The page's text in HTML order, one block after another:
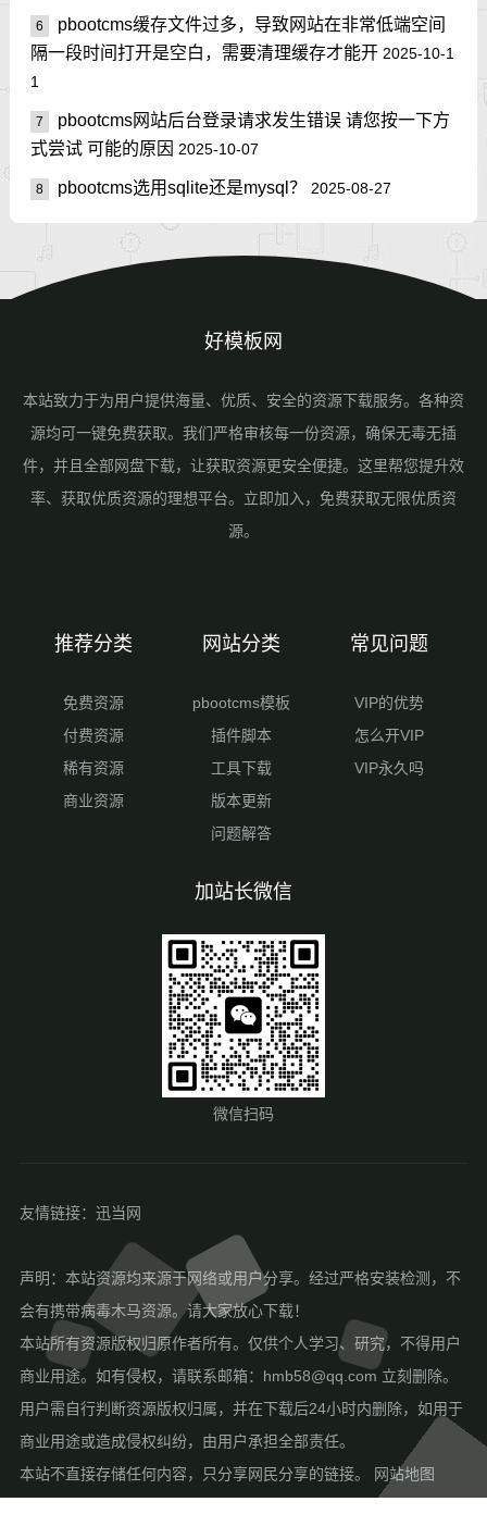
6
pbootcms缓存文件过多，导致网站在非常低端空间
隔一段时间打开是空白，需要清理缓存才能开 2025-10-1
1
7
pbootcms网站后台登录请求发生错误 请您按一下方
式尝试 可能的原因 2025-10-07
8 pbootcms选用sqlite还是mysql？ 2025-08-27
好模板网
本站致力于为用户提供海量、优质、安全的资源下载服务。各种资
源均可一键免费获取。我们严格审核每一份资源，确保无毒无插
件，并且全部网盘下载，让获取资源更安全便捷。这里帮您提升效
率、获取优质资源的理想平台。立即加入，免费获取无限优质资
源。
推荐分类
免费资源
付费资源
稀有资源
商业资源
网站分类
pbootcms模板
插件脚本
工具下载
版本更新
问题解答
常见问题
VIP的优势
怎么开VIP
VIP永久吗
加站长微信
微信扫码
友情链接： 迅当网
声明：本站资源均来源于网络或用户分享。经过严格安装检测，不
会有携带病毒木马资源。请大家放心下载！
本站所有资源版权归原作者所有。仅供个人学习、研究，不得用户
商业用途。如有侵权，请联系邮箱：hmb58@qq.com 立刻删除。
用户需自行判断资源版权归属，并在下载后24小时内删除，如用于
商业用途或造成侵权纠纷，由用户承担全部责任。
本站不直接存储任何内容，只分享网民分享的链接。
网站地图